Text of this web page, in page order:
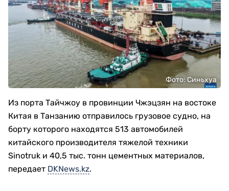
Фото: Синьхуа
Из порта Тайчжоу в провинции Чжэцзян на востоке
Китая в Танзанию отправилось грузовое судно, на
борту которого находятся 513 автомобилей
китайского производителя тяжелой техники
Sinotruk и 40,5 тыс. тонн цементных материалов,
передает DKNews.kz.